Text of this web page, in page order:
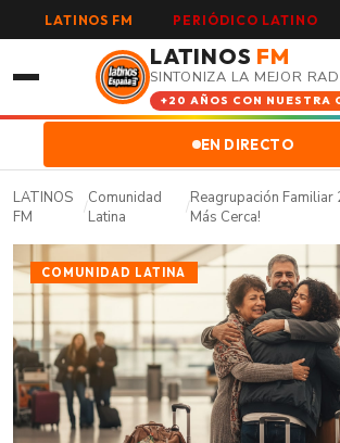
LATINOS FM PERIÓDICO LATINO
LATINOS FM
SINTONIZA LA MEJOR
+20 AÑOS CON NUESTRA
EN DIRECTO
LATINOS
FM
/Comunidad
Latina
/Reagrupación Familiar
Más Cerca!
COMUNIDAD LATINA